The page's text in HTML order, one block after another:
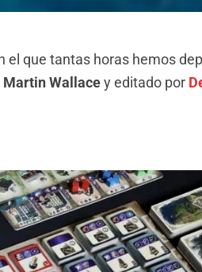
el que tantas horas hemos
Martin Wallacey editado por